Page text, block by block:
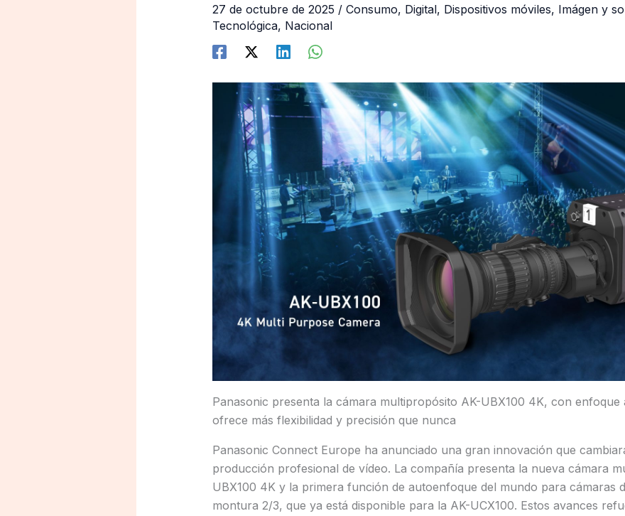
27 de octubre de 2025 / Consumo, Digital, Dispositivos móviles, Imágen y
Tecnológica, Nacional
Panasonic presenta la cámara multipropósito AK-UBX100 4K, con enfoque
ofrece más flexibilidad y precisión que nunca
Panasonic Connect Europe ha anunciado una gran innovación que
producción profesional de vídeo. La compañía presenta la nueva cámara
UBX100 4K y la primera función de autoenfoque del mundo para cámaras
montura 2/3, que ya está disponible para la AK-UCX100. Estos avances